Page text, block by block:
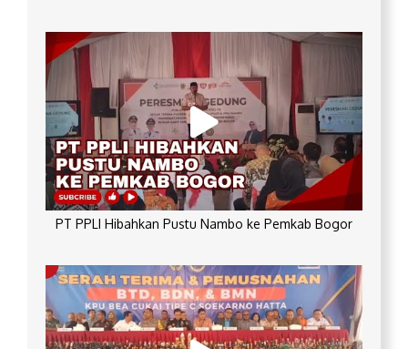
PT PPLI Hibahkan Pustu Nambo ke Pemkab Bogor